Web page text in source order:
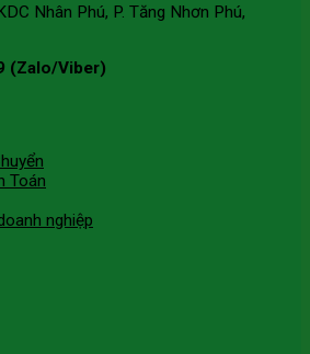
Nhân Phú, P. Tăng Nhơn Phú,
(Zalo/Viber)
Toán
nghiệp